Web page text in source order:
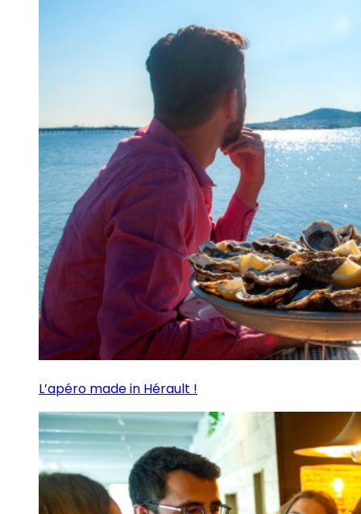
L’apéro made in Hérault !